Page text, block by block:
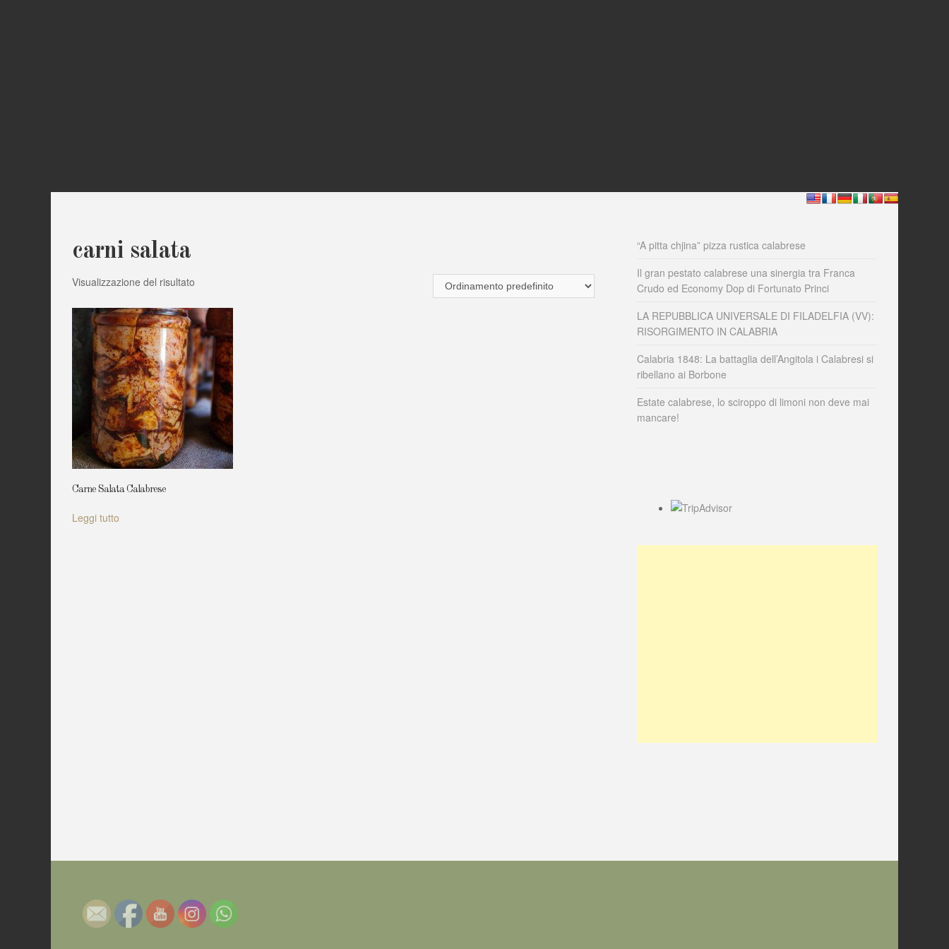
carni salata
Visualizzazione del risultato
Carne Salata Calabrese
Leggi tutto
“A pitta chjina” pizza rustica calabrese
Il gran pestato calabrese una sinergia tra Franca
Crudo ed Economy Dop di Fortunato Princi
LA REPUBBLICA UNIVERSALE DI FILADELFIA (VV):
RISORGIMENTO IN CALABRIA
Calabria 1848: La battaglia dell’Angitola i Calabresi si
ribellano ai Borbone
Estate calabrese, lo sciroppo di limoni non deve mai
mancare!